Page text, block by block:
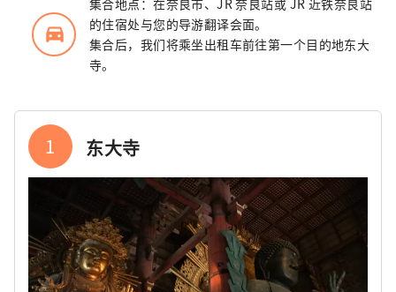
directions_car_filled
的住宿处与您的导游翻译会面。
集合后，我们将乘坐出租车前往第一个目的地东大
寺。
1 东大寺